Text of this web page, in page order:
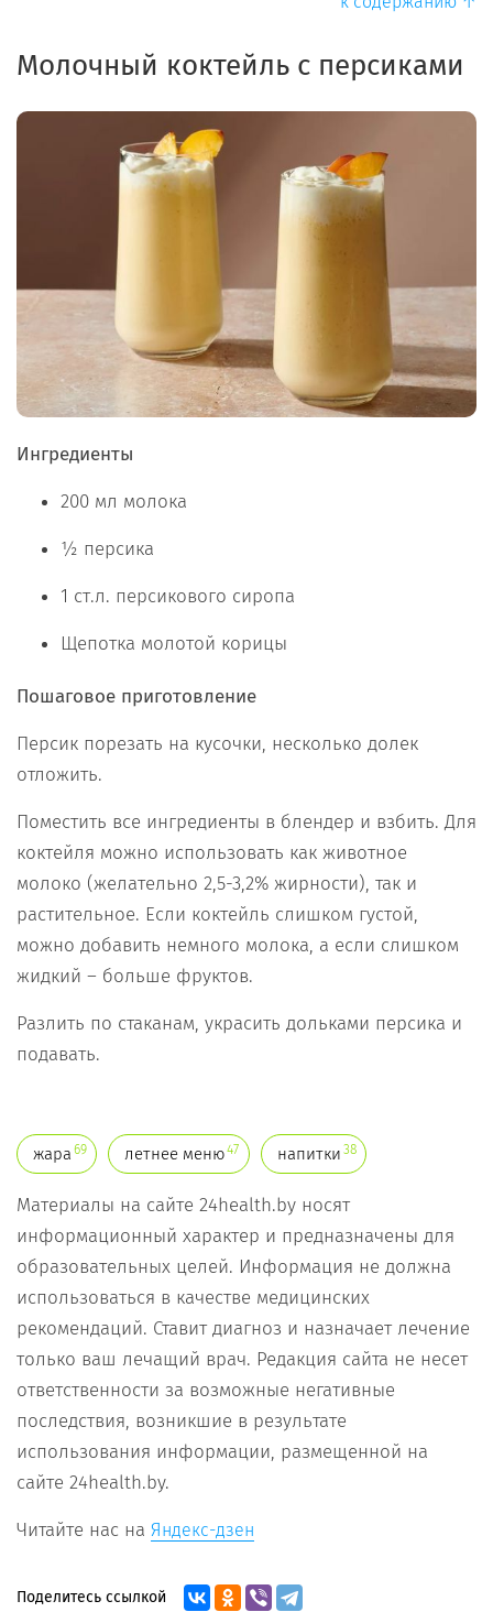
Молочный коктейль с персиками
Ингредиенты
200 мл молока
½ персика
1 ст.л. персикового сиропа
Щепотка молотой корицы
Пошаговое приготовление
Персик порезать на кусочки, несколько долек
отложить.
Поместить все ингредиенты в блендер и взбить. Для
коктейля можно использовать как животное
молоко (желательно 2,5-3,2% жирности), так и
растительное. Если коктейль слишком густой,
можно добавить немного молока, а если слишком
жидкий – больше фруктов.
Разлить по стаканам, украсить дольками персика и
подавать.
жара 69 летнее меню47 напитки 38
Материалы на сайте 24health.by носят
информационный характер и предназначены для
образовательных целей. Информация не должна
использоваться в качестве медицинских
рекомендаций. Ставит диагноз и назначает лечение
только ваш лечащий врач. Редакция сайта не несет
ответственности за возможные негативные
последствия, возникшие в результате
использования информации, размещенной на
сайте 24health.by.
Читайте нас на Яндекс-дзен
Поделитесь ссылкой